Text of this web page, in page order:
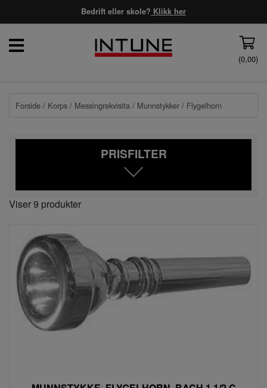
Bedrift eller skole? Klikk her
(0,00)
Forside / Korps / Messingrekvisita / Munnstykker / Flygelhorn
PRISFILTER
Viser 9 produkter